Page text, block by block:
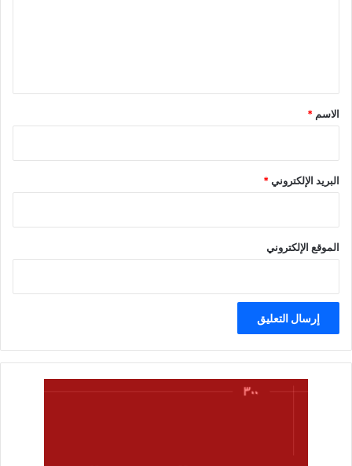
*
الاسم *
البريد الإلكتروني*
الموقع الإلكتروني